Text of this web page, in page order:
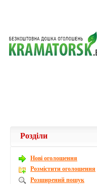
Розділи
Новi оголошення
Розмістити оголошення
Розширений пошук